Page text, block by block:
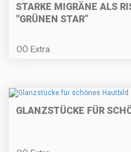
STARKE MIGRÄNE ALS
"GRÜNEN STAR”
OÖ Extra
GLANZSTÜCKE FÜR